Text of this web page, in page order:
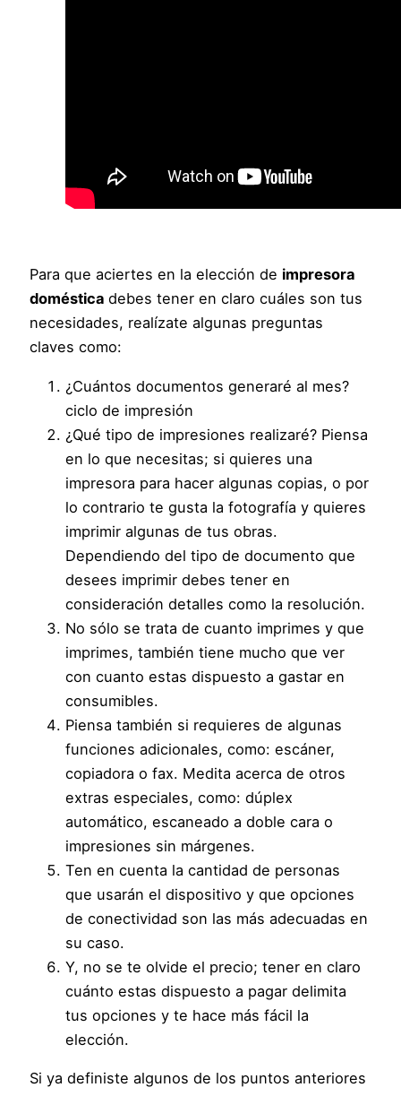
Para que aciertes en la elección de impresora
domésticadebes tener en claro cuáles son tus
necesidades, realízate algunas preguntas
claves como:
¿Cuántos documentos generaré al mes?
ciclo de impresión
¿Qué tipo de impresiones realizaré? Piensa
en lo que necesitas; si quieres una
impresora para hacer algunas copias, o por
lo contrario te gusta la fotografía y quieres
imprimir algunas de tus obras.
Dependiendo del tipo de documento que
desees imprimir debes tener en
consideración detalles como la resolución.
No sólo se trata de cuanto imprimes y que
imprimes, también tiene mucho que ver
con cuanto estas dispuesto a gastar en
consumibles.
Piensa también si requieres de algunas
funciones adicionales, como: escáner,
copiadora o fax. Medita acerca de otros
extras especiales, como: dúplex
automático, escaneado a doble cara o
impresiones sin márgenes.
Ten en cuenta la cantidad de personas
que usarán el dispositivo y que opciones
de conectividad son las más adecuadas en
su caso.
Y, no se te olvide el precio; tener en claro
cuánto estas dispuesto a pagar delimita
tus opciones y te hace más fácil la
elección.
Si ya definiste algunos de los puntos anteriores